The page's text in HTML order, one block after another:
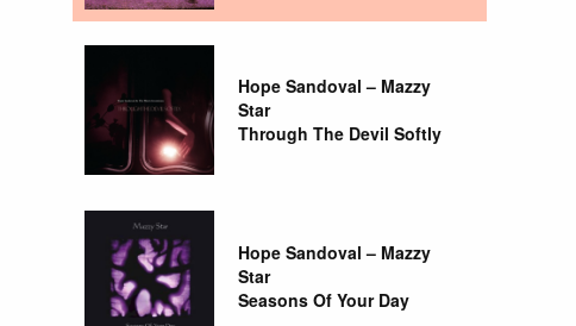
Hope Sandoval – Mazzy
Star
Through The Devil Softly
Hope Sandoval – Mazzy
Star
Seasons Of Your Day